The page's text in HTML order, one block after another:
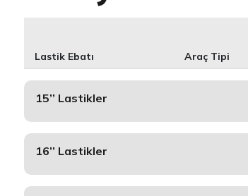
Lastik Ebatı Araç Tipi
15’’ Lastikler
16’’ Lastikler